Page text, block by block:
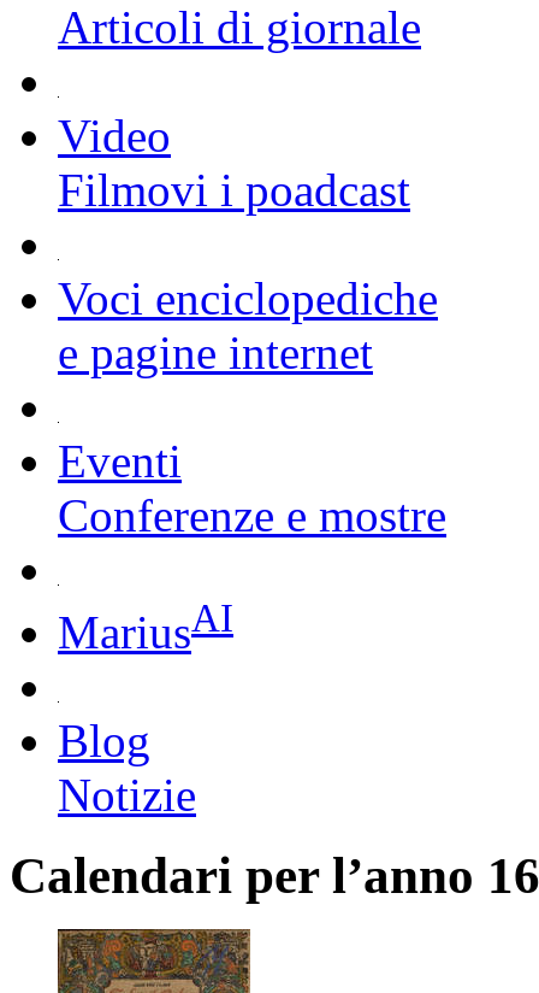
Articoli di giornale
Video
Filmovi i poadcast
Voci enciclopediche
e pagine internet
Eventi
Conferenze e mostre
MariusAI
Blog
Notizie
Calendari per l’anno